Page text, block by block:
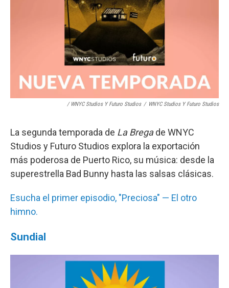
/ WNYC Studios Y Futuro Studios / WNYC Studios Y Futuro Studios
La segunda temporada de La Bregade WNYC
Studios y Futuro Studios explora la exportación
más poderosa de Puerto Rico, su música: desde la
superestrella Bad Bunny hasta las salsas clásicas.
Esucha el primer episodio, "Preciosa" — El otro
himno.
Sundial